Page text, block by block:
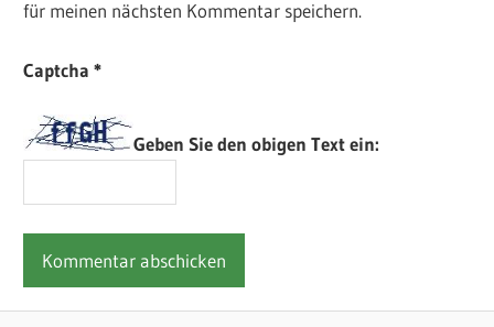
für meinen nächsten Kommentar speichern.
Captcha*
Geben Sie den obigen Text ein: